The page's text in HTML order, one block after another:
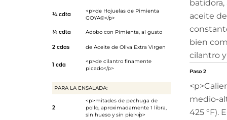
¼ cdta
<p>de Hojuelas de Pimienta
GOYA®</p>
¼ cdta Adobo con Pimienta, al gusto
2 cdas de Aceite de Oliva Extra Virgen
1 cda
<p>de cilantro finamente
picado</p>
PARA LA ENSALADA:
2
<p>mitades de pechuga de
pollo, aproximadamente 1 libra,
sin hueso y sin piel</p>
aceite
bien
cilantro y
Paso 2
medio-
425 °F).